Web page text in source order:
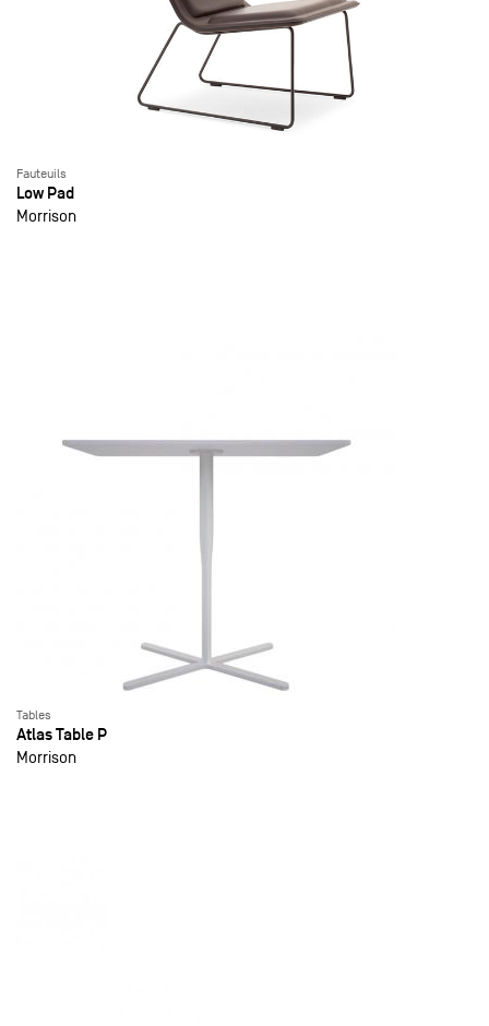
Fauteuils
Low Pad
Morrison
Tables
Atlas Table P
Morrison